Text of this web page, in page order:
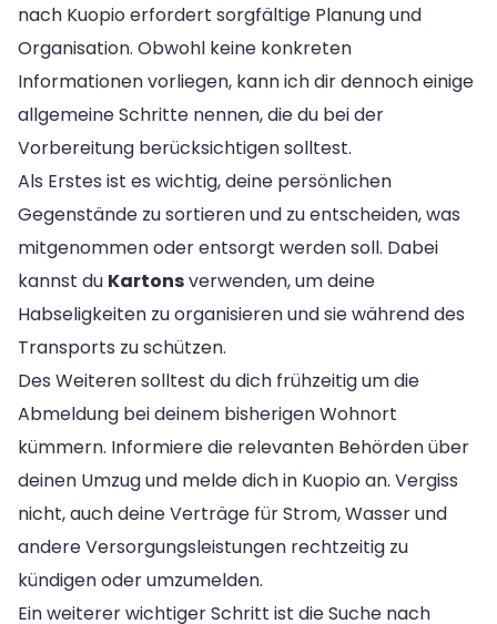
nach Kuopio erfordert sorgfältige Planung und
Organisation. Obwohl keine konkreten
Informationen vorliegen, kann ich dir dennoch einige
allgemeine Schritte nennen, die du bei der
Vorbereitung berücksichtigen solltest.
Als Erstes ist es wichtig, deine persönlichen
Gegenstände zu sortieren und zu entscheiden, was
mitgenommen oder entsorgt werden soll. Dabei
kannst du Kartonsverwenden, um deine
Habseligkeiten zu organisieren und sie während des
Transports zu schützen.
Des Weiteren solltest du dich frühzeitig um die
Abmeldung bei deinem bisherigen Wohnort
kümmern. Informiere die relevanten Behörden über
deinen Umzug und melde dich in Kuopio an. Vergiss
nicht, auch deine Verträge für Strom, Wasser und
andere Versorgungsleistungen rechtzeitig zu
kündigen oder umzumelden.
Ein weiterer wichtiger Schritt ist die Suche nach